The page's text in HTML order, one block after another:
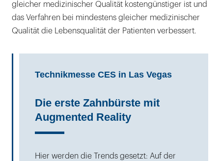
gleicher medizinischer Qualität kostengünstiger ist und
das Verfahren bei mindestens gleicher medizinischer
Qualität die Lebensqualität der Patienten verbessert.
Technikmesse CES in Las Vegas
Die erste Zahnbürste mit
Augmented Reality
Hier werden die Trends gesetzt: Auf der